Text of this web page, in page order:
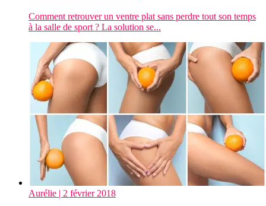
Comment retrouver un ventre plat sans perdre tout son temps
à la salle de sport ? La solution se...
Aurélie | 2 février 2018